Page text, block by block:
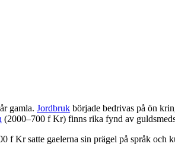
gamla. Jordbruk började bedrivas på ön
(2000–700 f Kr) finns rika fynd av
Kr satte gaelerna sin prägel på språk och